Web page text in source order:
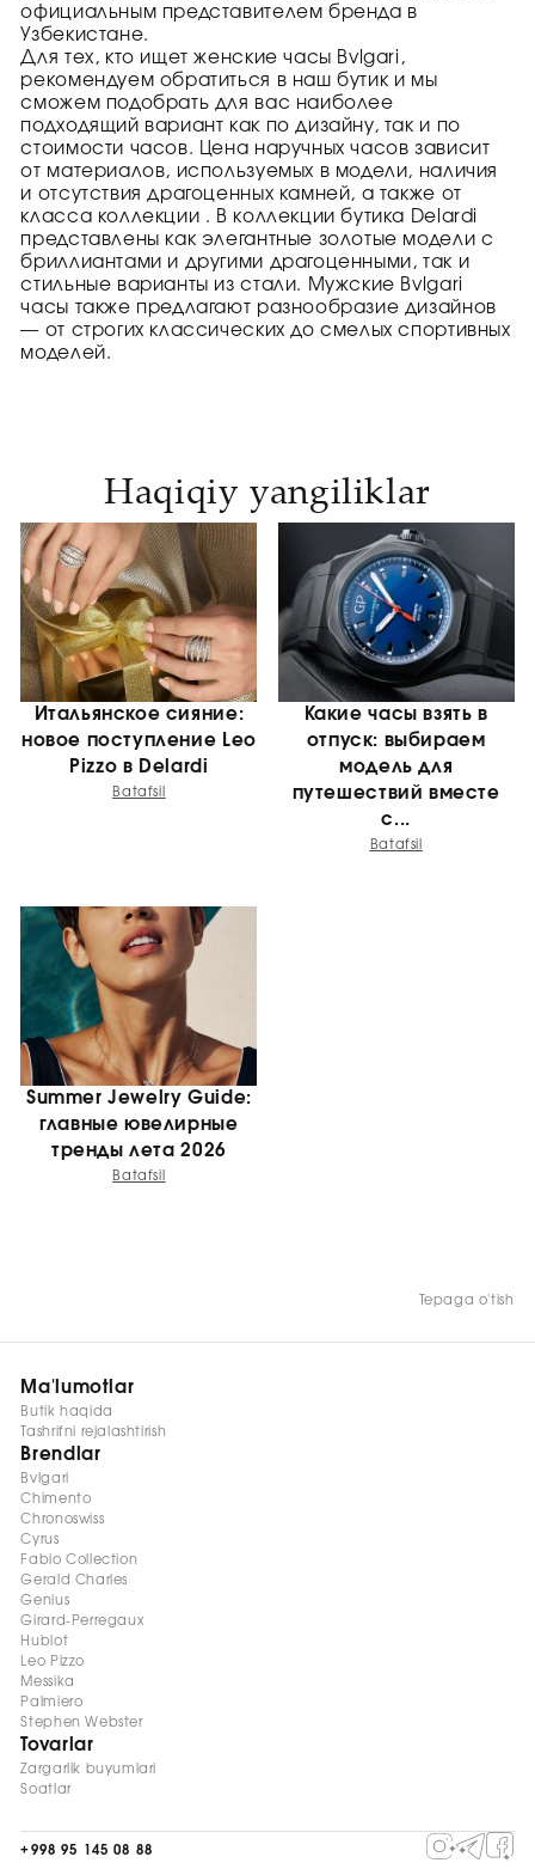
официальным представителем бренда в
Узбекистане.
Для тех, кто ищет женские часы Bvlgari,
рекомендуем обратиться в наш бутик и мы
сможем подобрать для вас наиболее
подходящий вариант как по дизайну, так и по
стоимости часов. Цена наручных часов зависит
от материалов, используемых в модели, наличия
и отсутствия драгоценных камней, а также от
класса коллекции . В коллекции бутика Delardi
представлены как элегантные золотые модели с
бриллиантами и другими драгоценными, так и
стильные варианты из стали. Мужские Bvlgari
часы также предлагают разнообразие дизайнов
— от строгих классических до смелых спортивных
моделей.
Haqiqiy yangiliklar
Итальянское сияние:
новое поступление Leo
Pizzo в Delardi
Batafsil
Какие часы взять в
отпуск: выбираем
модель для
путешествий вместе
с...
Batafsil
Summer Jewelry Guide:
главные ювелирные
тренды лета 2026
Batafsil
Tepaga o'tish
Ma'lumotlar
Butik haqida
Tashrifni rejalashtirish
Brendlar
Bvlgari
Chimento
Chronoswiss
Cyrus
Fabio Collection
Gerald Charles
Genius
Girard-Perregaux
Hublot
Leo Pizzo
Messika
Palmiero
Stephen Webster
Tovarlar
Zargarlik buyumlari
Soatlar
+998 95 145 08 88